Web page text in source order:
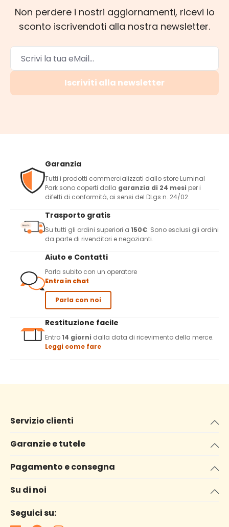
Non perdere i nostri aggiornamenti, ricevi lo
sconto iscrivendoti alla nostra newsletter.
Iscriviti alla newsletter
Garanzia
Tutti i prodotti commercializzati dallo store Luminal
Park sono coperti dalla garanzia di 24 mesi per i
difetti di conformità, ai sensi del DLgs n. 24/02.
Trasporto gratis
Su tutti gli ordini superiori a 150€. Sono esclusi gli ordini
da parte di rivenditori e negozianti.
Aiuto e Contatti
Parla subito con un operatore
Entra in chat
Parla con noi
Restituzione facile
Entro14 giorni dalla data di ricevimento della merce.
Leggi come fare
Servizio clienti
Garanzie e tutele
Pagamento e consegna
Su di noi
Seguici su: